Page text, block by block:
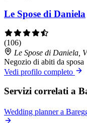
Le Spose di Daniela
(106)
Le Spose di Daniela,
Negozio di abiti da sposa
Vedi profilo completo
Servizi correlati a
Wedding planner a